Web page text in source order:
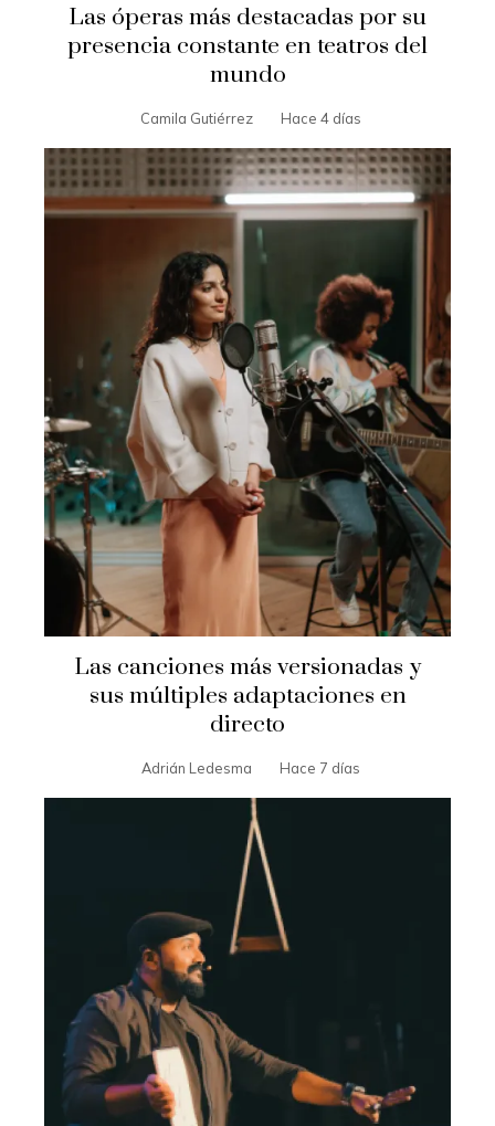
Las óperas más destacadas por su
presencia constante en teatros del
mundo
Camila Gutiérrez Hace 4 días
Las canciones más versionadas y
sus múltiples adaptaciones en
directo
Adrián Ledesma Hace 7 días